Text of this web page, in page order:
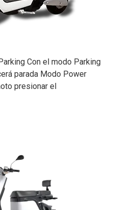
Con el modo Parking
parada Modo Power
presionar el